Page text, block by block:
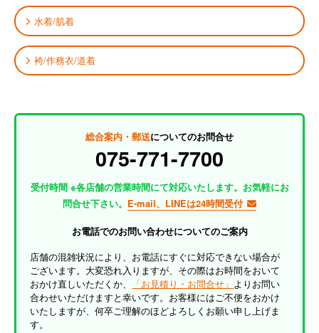
水着/肌着
袴/作務衣/道着
総合案内・郵送についてのお問合せ
075-771-7700
受付時間 ※各店舗の営業時間にて対応いたします。お気軽にお
問合せ下さい。 E-mail、LINEは24時間受付
お電話でのお問い合わせについてのご案内
店舗の混雑状況により、お電話にすぐに対応できない場合が
ございます。大変恐れ入りますが、その際はお時間をおいて
おかけ直しいただくか、
「お見積り・お問合せ」 よりお問い
合わせいただけますと幸いです。お客様にはご不便をおかけ
いたしますが、何卒ご理解のほどよろしくお願い申し上げま
す。